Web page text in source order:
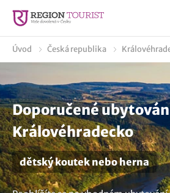
Úvod Česká republika
Doporučené
Královéhradecko
dětský koutek nebo herna